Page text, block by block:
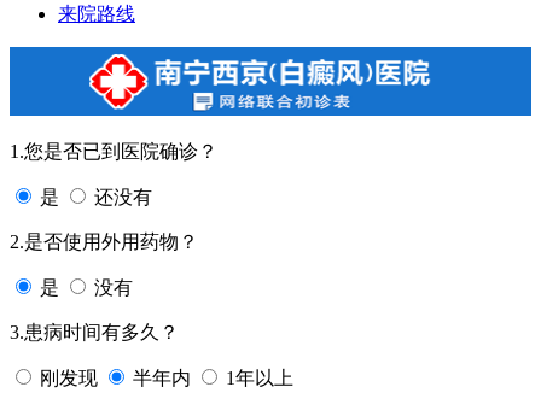
来院路线
1.您是否已到医院确诊？
是 还没有
2.是否使用外用药物？
是 没有
3.患病时间有多久？
刚发现 半年内 1年以上